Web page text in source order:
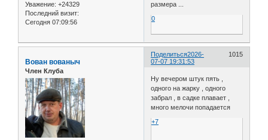
Уважение: +24329
Последний визит:
Сегодня 07:09:56
размера ...
0
Поделиться 1015
2026-
07-07 19:31:53
Вован вованыч
Член Клуба
Ну вечером штук пять ,
одного на жарку , одного
забрал , в садке плавает ,
много мелочи попадается
+7